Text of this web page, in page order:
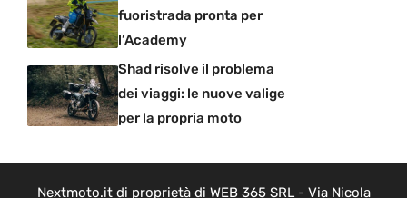
fuoristrada pronta per
l’Academy
Shad risolve il problema
dei viaggi: le nuove valige
per la propria moto
Nextmoto.it di proprietà di WEB 365 SRL - Via Nicola